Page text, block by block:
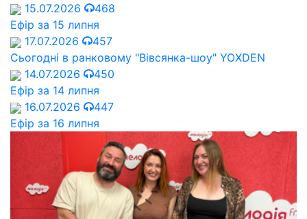
15.07.2026
468
Ефір за 15 липня
17.07.2026
457
Сьогодні в ранковому "Вівсянка-шоу" YOXDEN
14.07.2026
450
Ефір за 14 липня
16.07.2026
447
Ефір за 16 липня